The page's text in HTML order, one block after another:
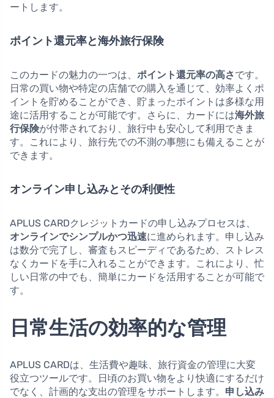
ートします。
ポイント還元率と海外旅行保険
このカードの魅力の一つは、 ポイント還元率の高さです。
日常の買い物や特定の店舗での購入を通じて、効率よくポ
イントを貯めることができ、貯まったポイントは多様な用
途に活用することが可能です。さらに、カードには海外旅
行保険が付帯されており、旅行中も安心して利用できま
す。これにより、旅行先での不測の事態にも備えることが
できます。
オンライン申し込みとその利便性
APLUS CARDクレジットカードの申し込みプロセスは、
オンラインでシンプルかつ迅速に進められます。申し込み
は数分で完了し、審査もスピーディであるため、ストレス
なくカードを手に入れることができます。これにより、忙
しい日常の中でも、簡単にカードを活用することが可能で
す。
日常生活の効率的な管理
APLUS CARDは、生活費や趣味、旅行資金の管理に大変
役立つツールです。日頃のお買い物をより快適にするだけ
でなく、計画的な支出の管理をサポートします。 申し込み